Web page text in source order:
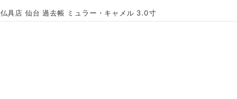
仏具店 仙台 過去帳 ミュラー・キャメル 3.0寸